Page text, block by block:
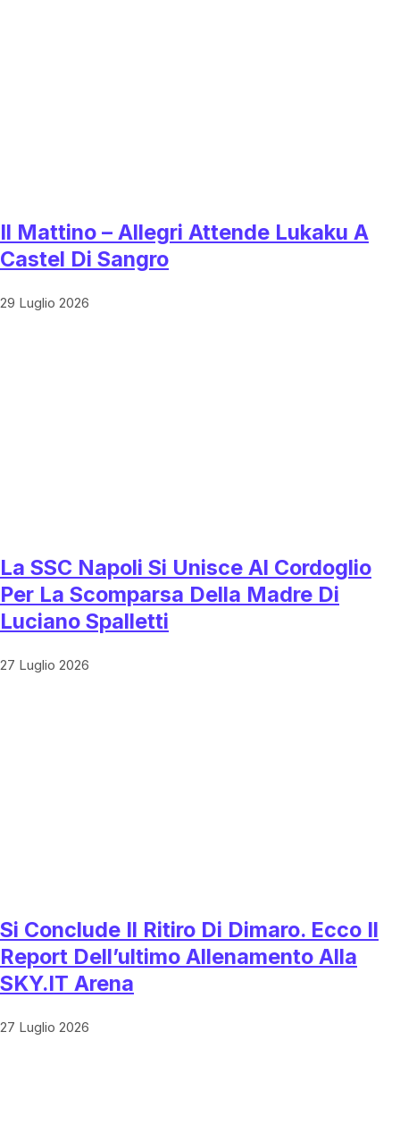
Il Mattino – Allegri Attende Lukaku A
Castel Di Sangro
29 Luglio 2026
La SSC Napoli Si Unisce Al Cordoglio
Per La Scomparsa Della Madre Di
Luciano Spalletti
27 Luglio 2026
Si Conclude Il Ritiro Di Dimaro. Ecco Il
Report Dell’ultimo Allenamento Alla
SKY.IT Arena
27 Luglio 2026